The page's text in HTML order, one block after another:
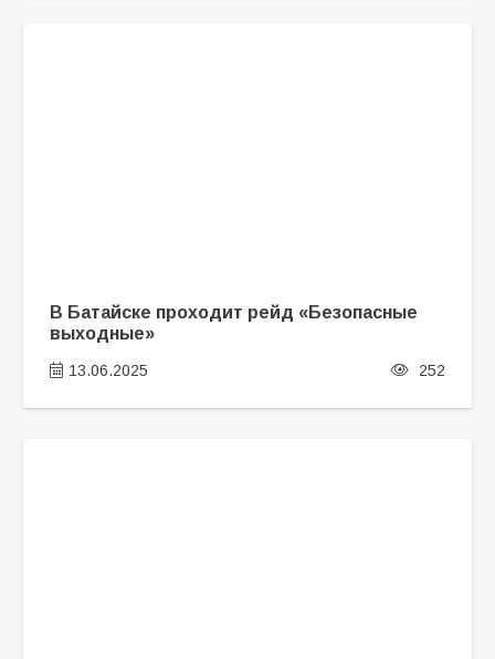
В Батайске проходит рейд «Безопасные
выходные»
13.06.2025 252